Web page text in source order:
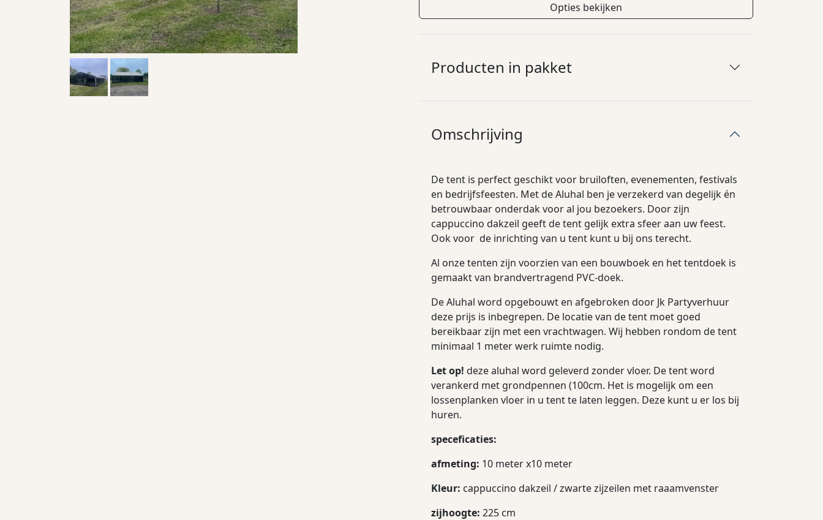
Opties bekijken
Producten in pakket
Omschrijving
De tent is perfect geschikt voor bruiloften, evenementen, festivals
en bedrijfsfeesten. Met de Aluhal ben je verzekerd van degelijk én
betrouwbaar onderdak voor al jou bezoekers. Door zijn
cappuccino dakzeil geeft de tent gelijk extra sfeer aan uw feest.
Ook voor de inrichting van u tent kunt u bij ons terecht.
Al onze tenten zijn voorzien van een bouwboek en het tentdoek is
gemaakt van brandvertragend PVC-doek.
De Aluhal word opgebouwt en afgebroken door Jk Partyverhuur
deze prijs is inbegrepen. De locatie van de tent moet goed
bereikbaar zijn met een vrachtwagen. Wij hebben rondom de tent
minimaal 1 meter werk ruimte nodig.
Let op! deze aluhal word geleverd zonder vloer. De tent word
verankerd met grondpennen (100cm. Het is mogelijk om een
lossenplanken vloer in u tent te laten leggen. Deze kunt u er los bij
huren.
speceficaties:
afmeting: 10 meter x10 meter
Kleur: cappuccino dakzeil / zwarte zijzeilen met raaamvenster
zijhoogte: 225 cm